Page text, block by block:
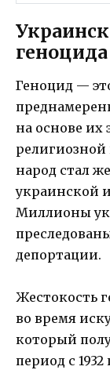
геноцида
Геноцид —
на основе их
народ стал
украинской
Миллионы
депортации.
Жестокость
во время
который
период с